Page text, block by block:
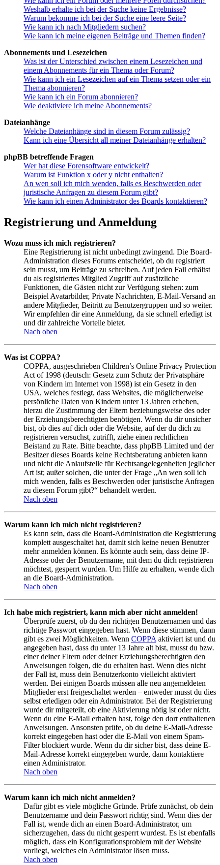
Weshalb erhalte ich bei der Suche keine Ergebnisse?
Warum bekomme ich bei der Suche eine leere Seite?
Wie kann ich nach Mitgliedern suchen?
Wie kann ich meine eigenen Beiträge und Themen finden?
Abonnements und Lesezeichen
Was ist der Unterschied zwischen einem Lesezeichen und
einem Abonnements für ein Thema oder Forum?
Wie kann ich ein Lesezeichen auf ein Thema setzen oder ein
Thema abonnieren?
Wie kann ich ein Forum abonnieren?
Wie deaktiviere ich meine Abonnements?
Dateianhänge
Welche Dateianhänge sind in diesem Forum zulässig?
Kann ich eine Übersicht all meiner Dateianhänge erhalten?
phpBB betreffende Fragen
Wer hat diese Forensoftware entwickelt?
Warum ist Funktion x oder y nicht enthalten?
An wen soll ich mich wenden, falls es Beschwerden oder
juristische Anfragen zu diesem Forum gibt?
Wie kann ich einen Administrator des Boards kontaktieren?
Registrierung und Anmeldung
Wozu muss ich mich registrieren?
Eine Registrierung ist nicht unbedingt zwingend. Die Board-
Administration dieses Forums entscheidet, ob du registriert
sein musst, um Beiträge zu schreiben. Auf jeden Fall erhältst
du als registriertes Mitglied Zugriff auf zusätzliche
Funktionen, die Gästen nicht zur Verfügung stehen: zum
Beispiel Avatarbilder, Private Nachrichten, E-Mail-Versand an
andere Mitglieder, Beitritt zu Benutzergruppen und so weiter.
Wir empfehlen dir eine Anmeldung, da sie schnell erledigt ist
und dir zahlreiche Vorteile bietet.
Nach oben
Was ist COPPA?
COPPA, ausgeschrieben Children’s Online Privacy Protection
Act of 1998 (deutsch: Gesetz zum Schutz der Privatsphäre
von Kindern im Internet von 1998) ist ein Gesetz in den
USA, welches festlegt, dass Websites, die möglicherweise
persönliche Daten von Kindern unter 13 Jahren erheben,
hierzu die Zustimmung der Eltern beziehungsweise des oder
der Erziehungsberechtigten benötigen. Wenn du dir unsicher
bist, ob dies auf dich oder die Website, auf der du dich zu
registrieren versuchst, zutrifft, ziehe einen rechtlichen
Beistand zu Rate. Bitte beachte, dass phpBB Limited und der
Besitzer dieses Boards keine Rechtsberatung anbieten kann
und nicht die Anlaufstelle für Rechtsangelegenheiten jeglicher
Art ist; außer solchen, die unter der Frage „An wen soll ich
mich wenden, falls es Beschwerden oder juristische Anfragen
zu diesem Forum gibt?“ behandelt werden.
Nach oben
Warum kann ich mich nicht registrieren?
Es kann sein, dass die Board-Administration die Registrierung
komplett ausgeschaltet hat, damit sich keine neuen Benutzer
mehr anmelden können. Es könnte auch sein, dass deine IP-
Adresse oder der Benutzername, mit dem du dich registrieren
möchtest, gesperrt wurden. Um Hilfe zu erhalten, wende dich
an die Board-Administration.
Nach oben
Ich habe mich registriert, kann mich aber nicht anmelden!
Überprüfe zuerst, ob du den richtigen Benutzernamen und das
richtige Passwort eingegeben hast. Wenn diese stimmen, dann
gibt es zwei Möglichkeiten. Wenn COPPA aktiviert ist und du
angegeben hast, dass du unter 13 Jahre alt bist, musst du bzw.
einer deiner Eltern oder deiner Erziehungsberechtigten den
Anweisungen folgen, die du erhalten hast. Wenn dies nicht
der Fall ist, muss dein Benutzerkonto vielleicht aktiviert
werden. Bei einigen Boards müssen alle neu angemeldeten
Mitglieder erst freigeschaltet werden – entweder musst du dies
selbst erledigen oder ein Administrator. Bei der Registrierung
wurde dir mitgeteilt, ob eine Aktivierung nötig ist oder nicht.
Wenn du eine E-Mail erhalten hast, folge den dort enthaltenen
Anweisungen. Ansonsten prüfe, ob du deine E-Mail-Adresse
korrekt eingegeben hast oder die E-Mail von einem Spam-
Filter blockiert wurde. Wenn du dir sicher bist, dass deine E-
Mail-Adresse korrekt eingegeben wurde, dann kontaktiere
einen Administrator.
Nach oben
Warum kann ich mich nicht anmelden?
Dafür gibt es viele mögliche Gründe. Prüfe zunächst, ob dein
Benutzername und dein Passwort richtig sind. Wenn dies der
Fall ist, wende dich an einen Board-Administrator, um
sicherzugehen, dass du nicht gesperrt wurdest. Es ist ebenfalls
möglich, dass ein Konfigurationsproblem mit der Website
vorliegt, welches ein Administrator lösen muss.
Nach oben